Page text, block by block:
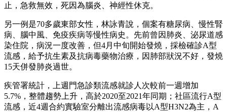
止，急救無效，死因為腦炎、神經性休克。
另一例是70多歲東部女性，林詠青說，個案有糖尿病、慢性腎
病、腦中風、免疫疾病等慢性病史。先前曾因肺炎、泌尿道感
染住院，病況一度改善，但4月中旬開始發燒，採檢確診A型
流感，給予抗生素及抗病毒藥物治療，因肺部狀況不好，發燒
15天併發肺炎過世。
疾管署統計，上週門急診類流感就診人次較前一週增加
5.7%，整體趨勢上升，高於2020至2021年同期；社區流行A型
流感，近4週合約實驗室分離出流感病毒以A型H3N2為主，A